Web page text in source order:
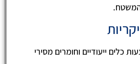
כלים ייעודיים וחומרים מסירי